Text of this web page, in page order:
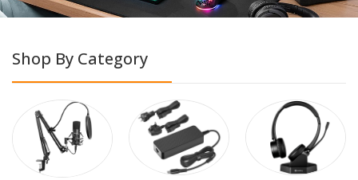
Shop By Category